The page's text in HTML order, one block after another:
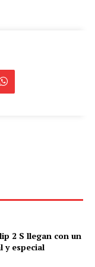
2 S llegan con un
y especial